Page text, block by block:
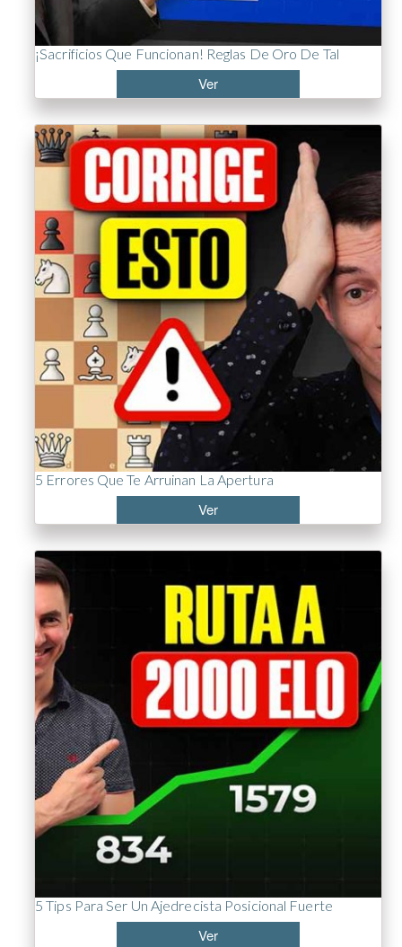
¡Sacrificios Que Funcionan! Reglas De Oro De Tal
Ver
5 Errores Que Te Arruinan La Apertura
Ver
5 Tips Para Ser Un Ajedrecista Posicional Fuerte
Ver